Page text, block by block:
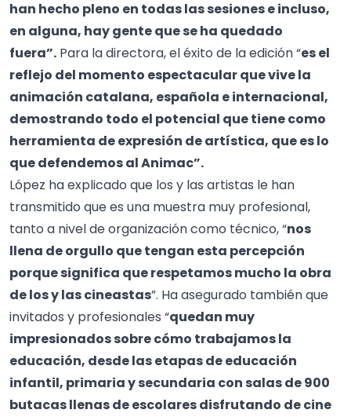
han hecho pleno en todas las sesiones e incluso,
en alguna, hay gente que se ha quedado
fuera”. Para la directora, el éxito de la edición “es el
reflejo del momento espectacular que vive la
animación catalana, española e internacional,
demostrando todo el potencial que tiene como
herramienta de expresión de artística, que es lo
que defendemos al Animac”.
López ha explicado que los y las artistas le han
transmitido que es una muestra muy profesional,
tanto a nivel de organización como técnico, “nos
llena de orgullo que tengan esta percepción
porque significa que respetamos mucho la obra
de los y las cineastas”. Ha asegurado también que
invitados y profesionales “quedan muy
impresionados sobre cómo trabajamos la
educación, desde las etapas de educación
infantil, primaria y secundaria con salas de 900
butacas llenas de escolares disfrutando de cine